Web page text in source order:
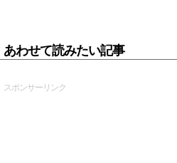
あわせて読みたい記事
スポンサーリンク